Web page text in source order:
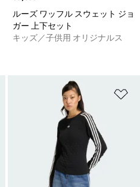
ルーズ ワッフル スウェット ジョ
ガー 上下セット
キッズ／子供用 オリジナルス
ほしいものリストに追加